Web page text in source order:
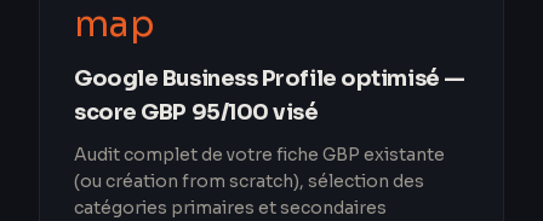
map
Google Business Profile optimisé —
score GBP 95/100 visé
Audit complet de votre fiche GBP existante
(ou création from scratch), sélection des
catégories primaires et secondaires